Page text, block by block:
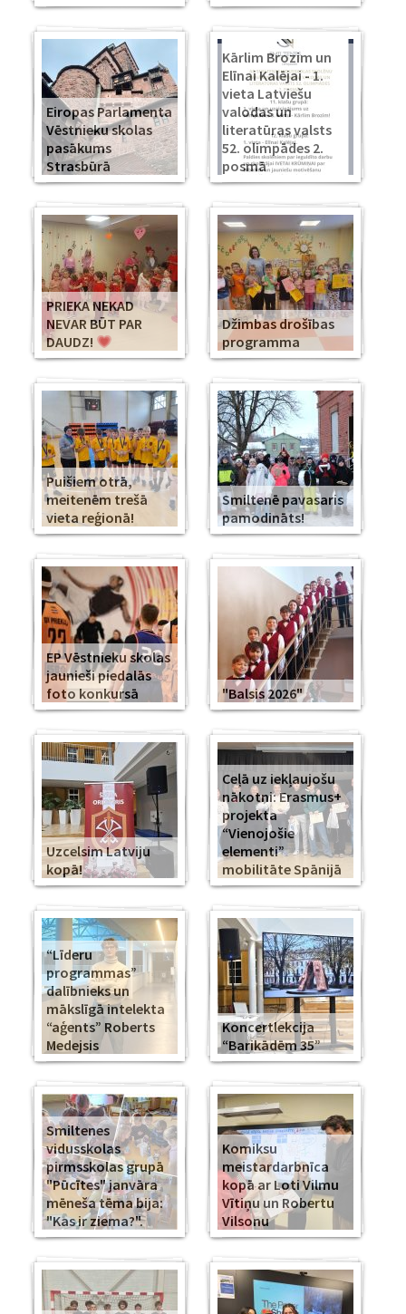
Eiropas Parlamenta
Vēstnieku skolas
pasākums
Strasbūrā
Kārlim Brozim un
Elīnai Kalējai - 1.
vieta Latviešu
valodas un
literatūras valsts
52. olimpādes 2.
posmā
PRIEKA NEKAD
NEVAR BŪT PAR
DAUDZ!
Džimbas drošības
programma
Puišiem otrā,
meitenēm trešā
vieta reģionā!
Smiltenē pavasaris
pamodināts!
EP Vēstnieku skolas
jaunieši piedalās
foto konkursā
"Balsis 2026"
Uzcelsim Latviju
kopā!
Ceļā uz iekļaujošu
nākotni: Erasmus+
projekta
“Vienojošie
elementi”
mobilitāte Spānijā
“Līderu
programmas”
dalībnieks un
mākslīgā intelekta
“aģents” Roberts
Medejsis
Koncertlekcija
“Barikādēm 35”
Smiltenes
vidusskolas
pirmsskolas grupā
"Pūcītes" janvāra
mēneša tēma bija:
"Kas ir ziema?".
Komiksu
meistardarbnīca
kopā ar Loti Vilmu
Vītiņu un Robertu
Vilsonu